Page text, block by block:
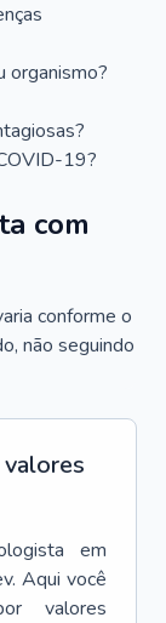
organismo?
19?
com
conforme o
não seguindo
em
Aqui você
valores